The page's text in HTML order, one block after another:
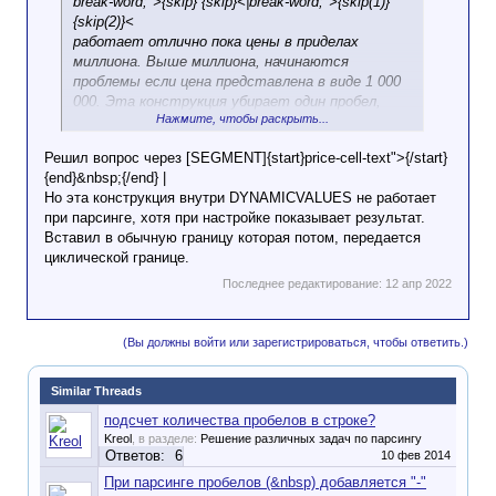
{skip(2)}<
работает отлично пока цены в приделах
миллиона. Выше миллиона, начинаются
проблемы если цена представлена в виде 1 000
000. Эта конструкция убирает один пробел,
второй остается. Можно повторить строку
работает хорошо на ценах выше миллиона, но
ломает поиск замену на меньших цифрах, так
как используется в макросе DYNAMICVALUES.
В любом случае поиск замена находит второй
пробел но уже в другой строке.
Можно ли как-то это исправить? Не могу
Нажмите, чтобы раскрыть...
Решил вопрос через [SEGMENT]{start}price-cell-text">{/start}
{end}&nbsp;{/end} |
Но эта конструкция внутри DYNAMICVALUES не работает
при парсинге, хотя при настройке показывает результат.
Вставил в обычную границу которая потом, передается
циклической границе.
Последнее редактирование: 12 апр 2022
(Вы должны войти или зарегистрироваться, чтобы ответить.)
Similar Threads
подсчет количества пробелов в строке?
Kreol , в разделе: Решение различных задач по парсингу
Ответов: 6 10 фев 2014
При парсинге пробелов (&nbsp) добавляется "-"